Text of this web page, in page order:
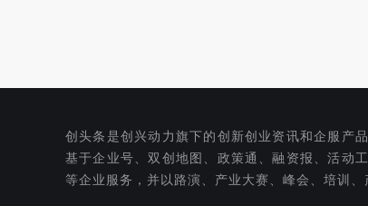
创头条是创兴动力旗下的创新创业资讯和企服产
基于企业号、双创地图、政策通、融资报、活动
等企业服务，并以路演、产业大赛、峰会、培训、